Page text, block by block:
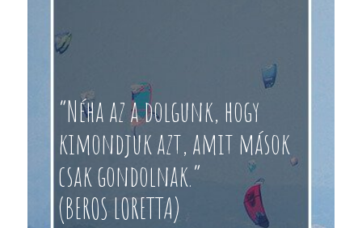
“Néha az a dolgunk, hogy
kimondjuk azt, amit mások
csak gondolnak.”
(BEROS LORETTA)